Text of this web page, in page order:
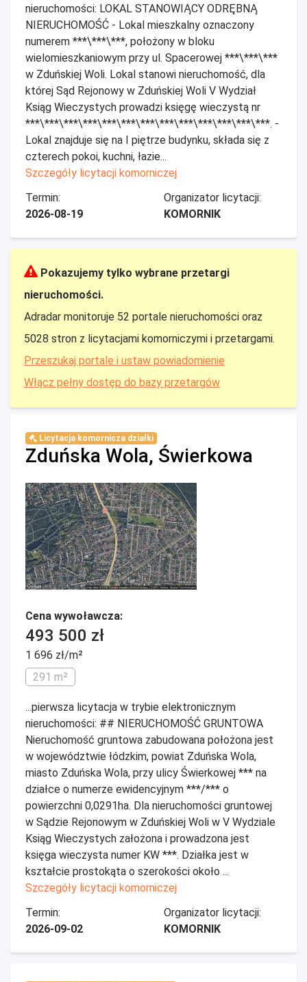
nieruchomości: LOKAL STANOWIĄCY ODRĘBNĄ
NIERUCHOMOŚĆ - Lokal mieszkalny oznaczony
numerem ***\***\***, położony w bloku
wielomieszkaniowym przy ul. Spacerowej ***\***\***
w Zduńskiej Woli. Lokal stanowi nieruchomość, dla
której Sąd Rejonowy w Zduńskiej Woli V Wydział
Ksiąg Wieczystych prowadzi księgę wieczystą nr
***\***\***\***\***\***\***\***\***\***\***\***\***. -
Lokal znajduje się na I piętrze budynku, składa się z
czterech pokoi, kuchni, łazie...
Szczegóły licytacji komorniczej
Termin:
2026-08-19
Organizator licytacji:
KOMORNIK
Pokazujemy tylko wybrane przetargi
nieruchomości.
Adradar monitoruje 52 portale nieruchomości oraz
5028 stron z licytacjami komorniczymi i przetargami.
Przeszukaj portale i ustaw powiadomienie
Włącz pełny dostęp do bazy przetargów
Licytacja komornicza działki
Zduńska Wola, Świerkowa
Cena wywoławcza:
493 500 zł
1 696 zł/m²
291 m²
...pierwsza licytacja w trybie elektronicznym
nieruchomości: ## NIERUCHOMOŚĆ GRUNTOWA
Nieruchomość gruntowa zabudowana położona jest
w województwie łódzkim, powiat Zduńska Wola,
miasto Zduńska Wola, przy ulicy Świerkowej *** na
działce o numerze ewidencyjnym ***/*** o
powierzchni 0,0291ha. Dla nieruchomości gruntowej
w Sądzie Rejonowym w Zduńskiej Woli w V Wydziale
Ksiąg Wieczystych założona i prowadzona jest
księga wieczysta numer KW ***. Działka jest w
kształcie prostokąta o szerokości około ...
Szczegóły licytacji komorniczej
Termin:
2026-09-02
Organizator licytacji:
KOMORNIK